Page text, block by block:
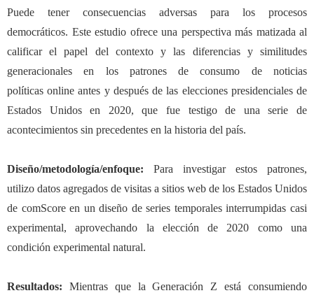
Puede tener consecuencias adversas para los procesos
democráticos. Este estudio ofrece una perspectiva más matizada al
calificar el papel del contexto y las diferencias y similitudes
generacionales en los patrones de consumo de noticias
políticas online antes y después de las elecciones presidenciales de
Estados Unidos en 2020, que fue testigo de una serie de
acontecimientos sin precedentes en la historia del país.
Diseño/metodología/enfoque: Para investigar estos patrones,
utilizo datos agregados de visitas a sitios web de los Estados Unidos
de comScore en un diseño de series temporales interrumpidas casi
experimental, aprovechando la elección de 2020 como una
condición experimental natural.
Resultados: Mientras que la Generación Z está consumiendo